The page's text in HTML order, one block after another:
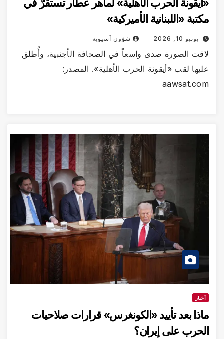
الحرب الأهلية» لماهر عطار تستقرُّ في
«اللبنانية الأميركية»
يونيو 10, 2026 شؤون آسيوية
الصورة صدى واسعاً في الصحافة الأجنبية، وأُطلق
لقب «أيقونة الحرب الأهلية». المصدر:
بعد تأييد «الكونغرس» قرارات صلاحيات
على إيران؟